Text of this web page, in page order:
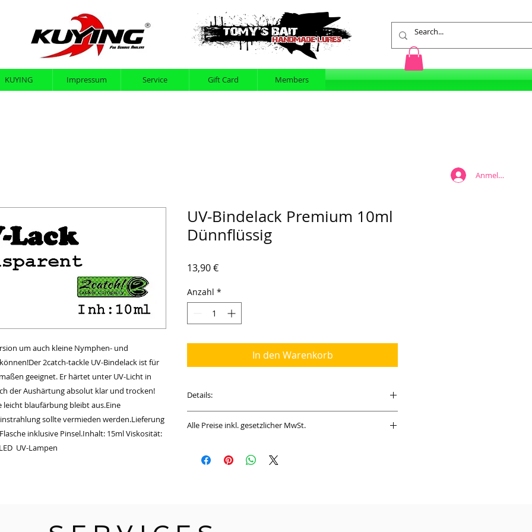
KUYING Impressum Service Gift Card Members
Anmelden
um auch kleine Nymphen- und
2catch-tackle UV-Bindelack ist für
geeignet. Er härtet unter UV-Licht in
der Aushärtung absolut klar und trocken!
leicht blaufärbung bleibt aus.Eine
sollte vermieden werden.Lieferung
inklusive Pinsel.Inhalt: 15ml Viskosität:
UV-Lampen
UV-Bindelack Premium 10ml
Dünnflüssig
13,90 €Preis
Anzahl *
In den Warenkorb
Details:
Flüssig, dünne Viskosität
Alle Preise inkl. gesetzlicher MwSt.